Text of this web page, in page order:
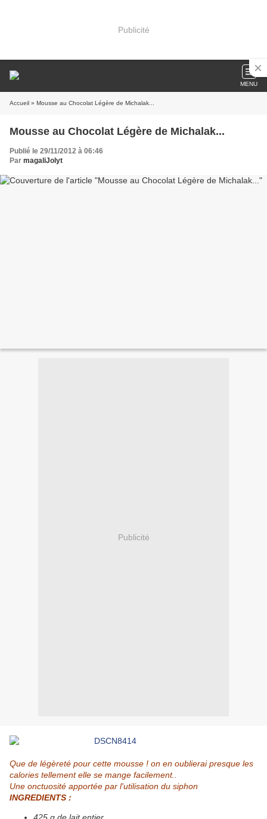
Publicité
MENU
Accueil » Mousse au Chocolat Légère de Michalak...
Mousse au Chocolat Légère de Michalak...
Publié le 29/11/2012 à 06:46
Par magaliJolyt
Publicité
Que de légèreté pour cette mousse ! on en oublierai presque les
calories tellement elle se mange facilement..
Une onctuosité apportée par l'utilisation du siphon
INGREDIENTS :